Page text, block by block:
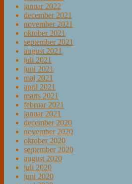
januar 2022
december 2021
november 2021
oktober 2021
september 2021
august 2021
juli 2021
juni 2021
maj 2021
april 2021
marts 2021
februar 2021
januar 2021
december 2020
november 2020
oktober 2020
september 2020
august 2020
juli 2020
juni 2020